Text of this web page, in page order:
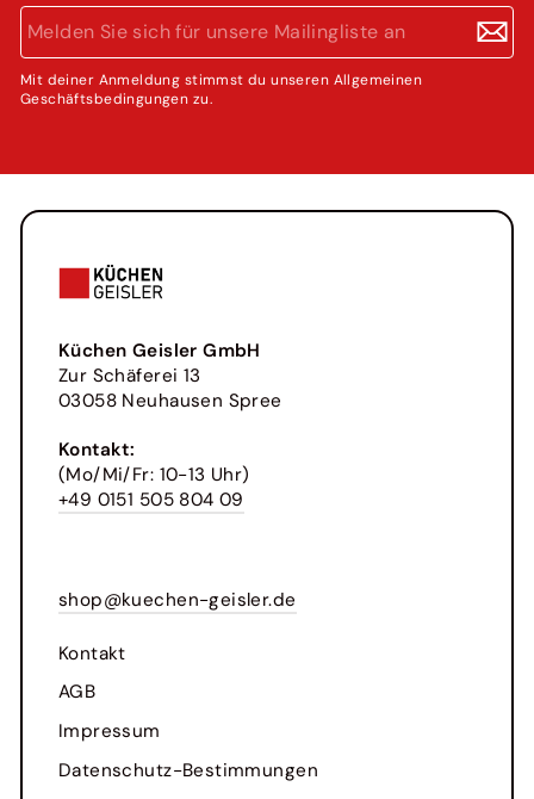
MELDEN
SIE
SICH
FÜR
UNSERE
ABONNIEREN
Mit deiner Anmeldung stimmst du unseren Allgemeinen
Geschäftsbedingungen zu.
Küchen Geisler GmbH
Zur Schäferei 13
03058 Neuhausen Spree
Kontakt:
(Mo/Mi/Fr: 10-13 Uhr)
+49 0151 505 804 09
shop@kuechen-geisler.de
Kontakt
AGB
Impressum
Datenschutz-Bestimmungen